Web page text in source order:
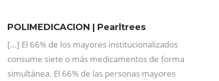
POLIMEDICACION | Pearltrees
[…] El 66% de los mayores institucionalizados
consume siete o más medicamentos de forma
simultánea. El 66% de las personas mayores